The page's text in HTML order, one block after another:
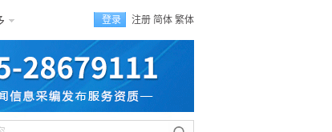
登录 注册 简体 繁体